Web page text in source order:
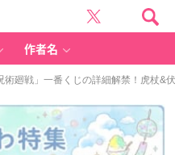
作者名
術廻戦」一番くじの詳細解禁！虎杖&